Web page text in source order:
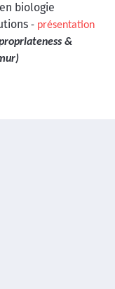
biologie
- présentation
&